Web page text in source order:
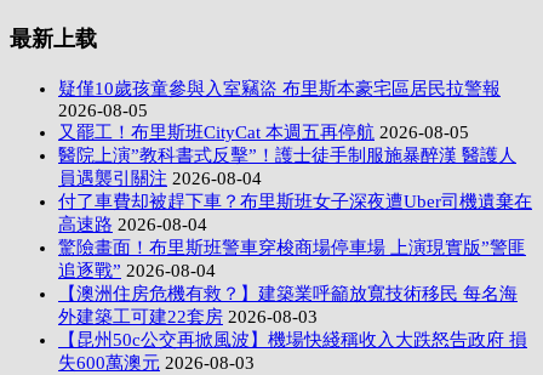
最新上载
疑僅10歲孩童參與入室竊盜 布里斯本豪宅區居民拉警報
2026-08-05
又罷工！布里斯班CityCat 本週五再停航 2026-08-05
醫院上演”教科書式反擊”！護士徒手制服施暴醉漢 醫護人
員遇襲引關注 2026-08-04
付了車費却被趕下車？布里斯班女子深夜遭Uber司機遺棄在
高速路 2026-08-04
驚險畫面！布里斯班警車穿梭商場停車場 上演現實版”警匪
追逐戰” 2026-08-04
【澳洲住房危機有救？】建築業呼籲放寬技術移民 每名海
外建築工可建22套房 2026-08-03
【昆州50c公交再掀風波】機場快綫稱收入大跌怒告政府 損
失600萬澳元 2026-08-03